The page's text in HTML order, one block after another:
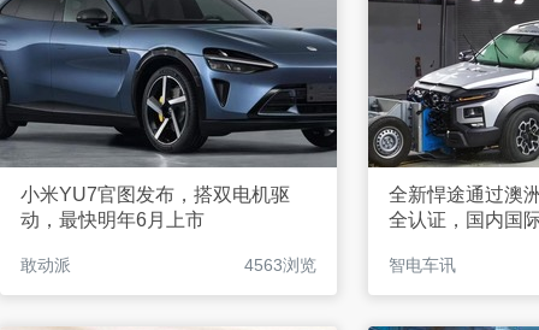
小米YU7官图发布，搭双电机驱
动，最快明年6月上市
敢动派 4563浏览
全新悍途通过澳
全认证，国内国
智电车讯